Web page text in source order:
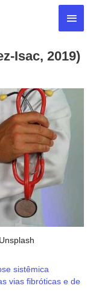
Isac, 2019)
sistêmica
vias fibróticas e de